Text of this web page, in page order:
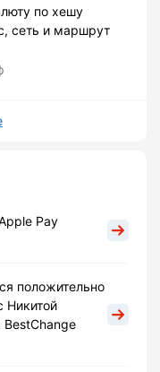
по хешу
сеть и маршрут
Pay
положительно
Никитой